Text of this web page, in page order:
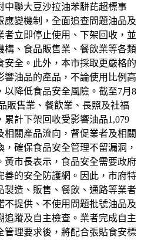
中聯大豆沙拉油苯駢芘超標事
變機制，全面追查問題油品及
立即停止使用、下架回收，並
構、食品販售業、餐飲業等各類
全。此外，本市採取更嚴格的
油品的產品，不論使用比例高
降低食品安全風險。截至7月8
販售業、餐飲業、長照及社福
計下架回收受影響油品1,079
關產品流向，督促業者及相關
確保食品安全管理不留漏洞，
黃市長表示，食品安全需要政府
善的安全防護網。因此，市府特
製造、販售、餐飲、通路等業者
提供、不使用問題批號油品及
蹤及自主檢查。業者完成自主
管理要求後，將配合張貼食安標